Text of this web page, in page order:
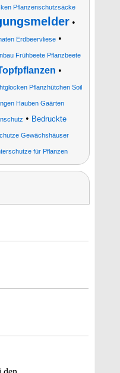
Pflanzenschutzsäcke
•
Erdbeervliese•
Frühbeete Pflanzbeete
•
Pflanzhütchen Soil
Hauben Gaärten
• Bedruckte
Gewächshäuser
für Pflanzen